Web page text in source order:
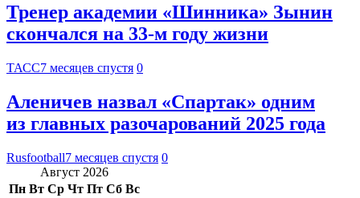
Тренер академии «Шинника» Зынин
скончался на 33-м году жизни
ТАСС7 месяцев спустя 0
Аленичев назвал «Спартак» одним
из главных разочарований 2025 года
Rusfootball7 месяцев спустя 0
Август 2026
Пн Вт Ср Чт Пт Сб Вс